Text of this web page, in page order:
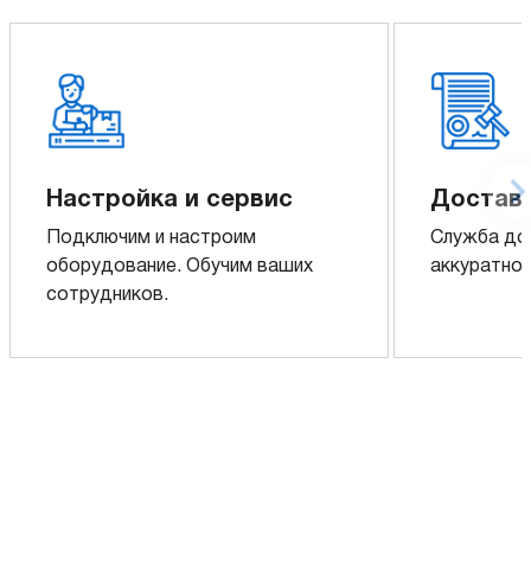
Настройка и сервис
Подключим и настроим
оборудование. Обучим ваших
сотрудников.
Служба
аккуратно